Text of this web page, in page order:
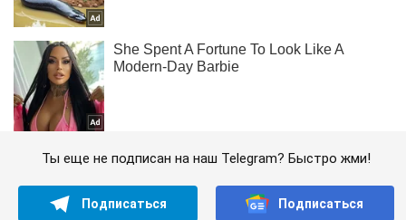
Ты еще не подписан на наш Telegram? Быстро жми!
Подписаться Подписаться